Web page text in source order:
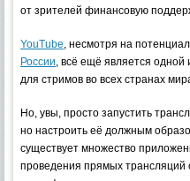
от зрителей финансовую
YouTube , несмотря на
России , всё ещё является
для стримов во всех странах
Но, увы, просто запустить
но настроить её должным
существует множество
проведения прямых трансляций